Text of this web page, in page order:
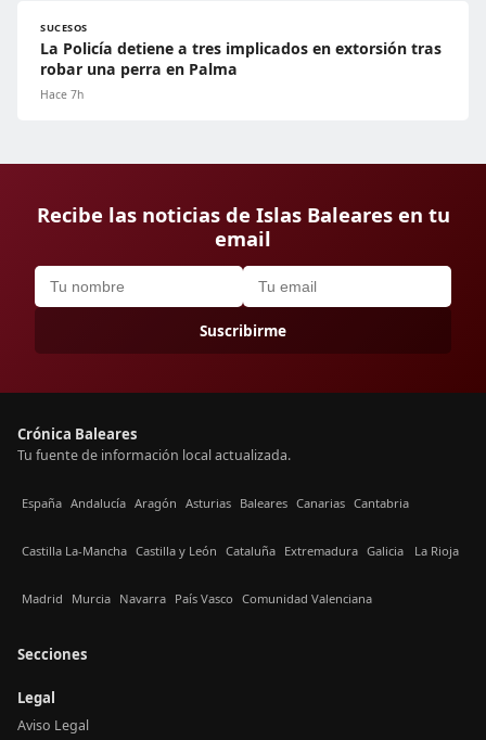
SUCESOS
La Policía detiene a tres implicados en extorsión tras
robar una perra en Palma
Hace 7h
Recibe las noticias de Islas Baleares en tu
email
Suscribirme
Crónica Baleares
Tu fuente de información local actualizada.
España Andalucía Aragón Asturias Baleares Canarias Cantabria
Castilla La-Mancha Castilla y León Cataluña Extremadura Galicia La Rioja
Madrid Murcia Navarra País Vasco Comunidad Valenciana
Secciones
Legal
Aviso Legal